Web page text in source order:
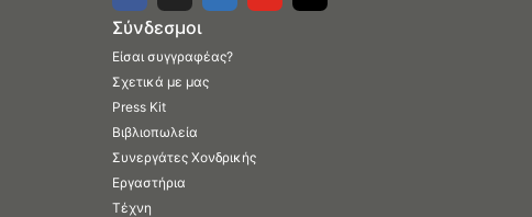
Σύνδεσμοι
Είσαι συγγραφέας?
Σχετικά με μας
Press Kit
Βιβλιοπωλεία
Συνεργάτες Χονδρικής
Εργαστήρια
Τέχνη